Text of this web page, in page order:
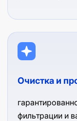
Очистка и
фильтрации и